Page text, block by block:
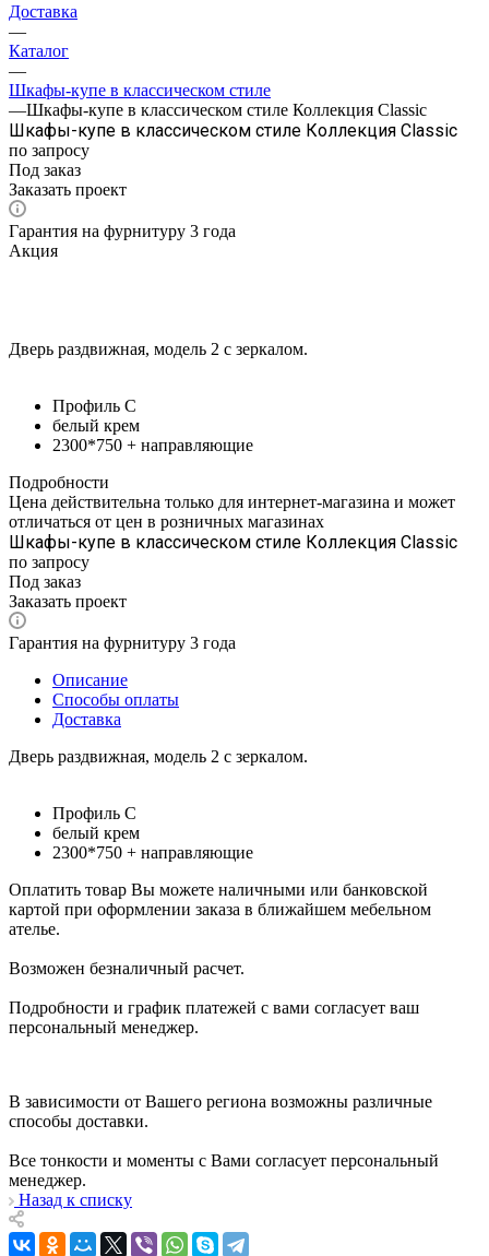
Доставка
—
Каталог
—
Шкафы-купе в классическом стиле
—Шкафы-купе в классическом стиле Коллекция Classic
Шкафы-купе в классическом стиле Коллекция Classic
по запросу
Под заказ
Заказать проект
Гарантия на фурнитуру 3 года
Акция
Дверь раздвижная, модель 2 с зеркалом.
Профиль С
белый крем
2300*750 + направляющие
Подробности
Цена действительна только для интернет-магазина и может
отличаться от цен в розничных магазинах
Шкафы-купе в классическом стиле Коллекция Classic
по запросу
Под заказ
Заказать проект
Гарантия на фурнитуру 3 года
Описание
Способы оплаты
Доставка
Дверь раздвижная, модель 2 с зеркалом.
Профиль С
белый крем
2300*750 + направляющие
Оплатить товар Вы можете наличными или банковской
картой при оформлении заказа в ближайшем мебельном
ателье.
Возможен безналичный расчет.
Подробности и график платежей с вами согласует ваш
персональный менеджер.
В зависимости от Вашего региона возможны различные
способы доставки.
Все тонкости и моменты с Вами согласует персональный
менеджер.
Назад к списку